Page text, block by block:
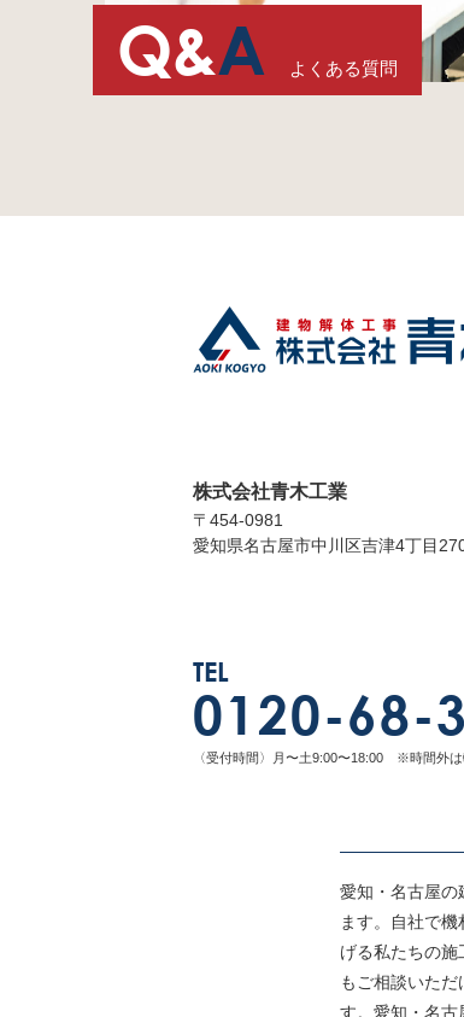
Q&A よくある質問
株式会社青木工業
〒454-0981
愛知県名古屋市中川区吉津4丁目
TEL
0120-68-
〈受付時間〉月〜土9:00〜18:00 ※時間外
愛知・名古屋の
ます。自社で
げる私たちの
もご相談いた
す。愛知・名古